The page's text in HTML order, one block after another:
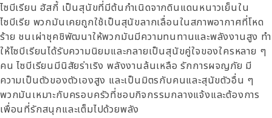
ไซบีเรียน ฮัสกี้ เป็นสุนัขที่มีต้นกำเนิดจากดินแดนหนาวเย็นใน
ไซบีเรีย พวกมันเคยถูกใช้เป็นสุนัขลากเลื่อนในสภาพอากาศที่โหด
ร้าย ชนเผ่าชุคชิพัฒนาให้พวกมันมีความทนทานและพลังงานสูง ทำ
ให้ไซบีเรียนได้รับความนิยมและกลายเป็นสุนัขคู่ใจของใครหลาย ๆ
คน ไซบีเรียนมีนิสัยร่าเริง พลังงานล้นเหลือ รักการผจญภัย มี
ความเป็นตัวของตัวเองสูง และเป็นมิตรกับคนและสุนัขตัวอื่น ๆ
พวกมันเหมาะกับครอบครัวที่ชอบกิจกรรมกลางแจ้งและต้องการ
เพื่อนที่รักสนุกและเต็มไปด้วยพลัง